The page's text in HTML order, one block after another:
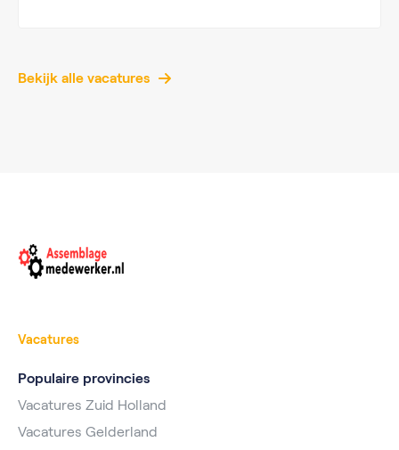
Bekijk alle vacatures
Vacatures
Populaire provincies
Vacatures Zuid Holland
Vacatures Gelderland